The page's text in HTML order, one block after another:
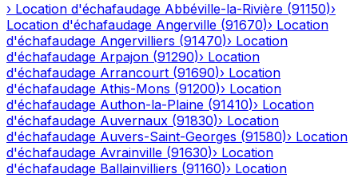
› Location d'échafaudage Abbéville-la-Rivière (91150)›
Location d'échafaudage Angerville (91670)› Location
d'échafaudage Angervilliers (91470)› Location
d'échafaudage Arpajon (91290)› Location
d'échafaudage Arrancourt (91690)› Location
d'échafaudage Athis-Mons (91200)› Location
d'échafaudage Authon-la-Plaine (91410)› Location
d'échafaudage Auvernaux (91830)› Location
d'échafaudage Auvers-Saint-Georges (91580)› Location
d'échafaudage Avrainville (91630)› Location
d'échafaudage Ballainvilliers (91160)› Location